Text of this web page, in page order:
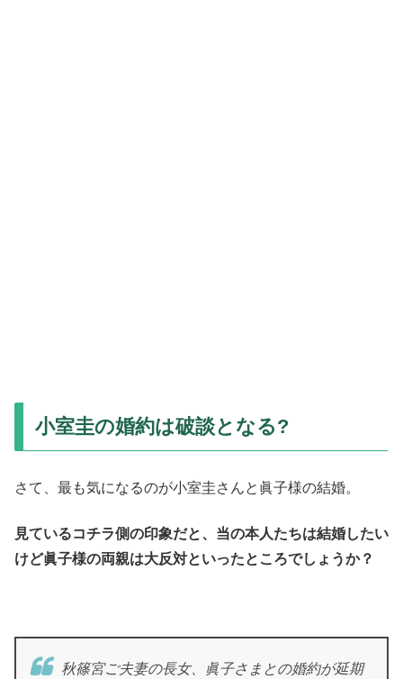
小室圭の婚約は破談となる?
さて、最も気になるのが小室圭さんと眞子様の結婚。
見ているコチラ側の印象だと、当の本人たちは結婚したい
けど眞子様の両親は大反対といったところでしょうか？
秋篠宮ご夫妻の長女、眞子さまとの婚約が延期